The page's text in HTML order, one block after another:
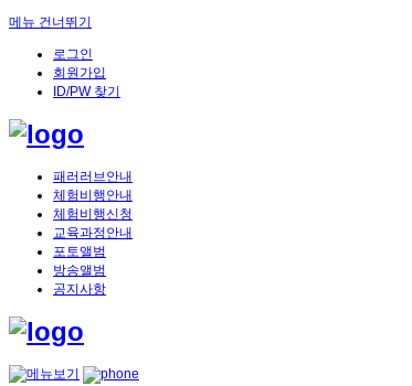
메뉴 건너뛰기
로그인
회원가입
ID/PW 찾기
패러러브안내
체험비행안내
체험비행신청
교육과정안내
포토앨범
방송앨범
공지사항